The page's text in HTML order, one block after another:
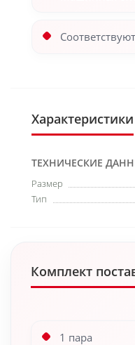
Характеристики
ТЕХНИЧЕСКИЕ
Размер
Тип
Комплект
1 пара